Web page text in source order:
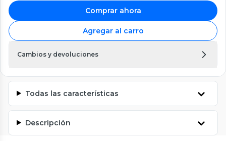
Comprar ahora
Agregar al carro
Cambios y devoluciones
Todas las características
Descripción